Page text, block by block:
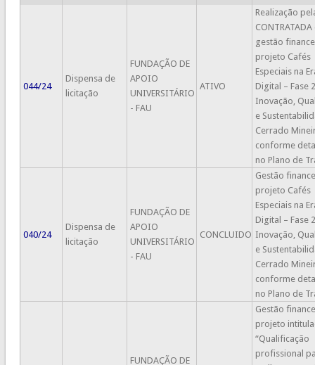
044/24
Dispensa de
licitação
FUNDAÇÃO DE
APOIO
UNIVERSITÁRIO
- FAU
ATIVO
Realização
CONTRATADA
gestão
projeto Cafés
Especiais na
Digital – Fase
Inovação,
e
Cerrado
conforme
no Plano de
040/24
Dispensa de
licitação
FUNDAÇÃO DE
APOIO
UNIVERSITÁRIO
- FAU
CONCLUIDO
Gestão
projeto Cafés
Especiais na
Digital – Fase
Inovação,
e
Cerrado
conforme
no Plano de
FUNDAÇÃO DE
Gestão
projeto
“Qualificação
profissional